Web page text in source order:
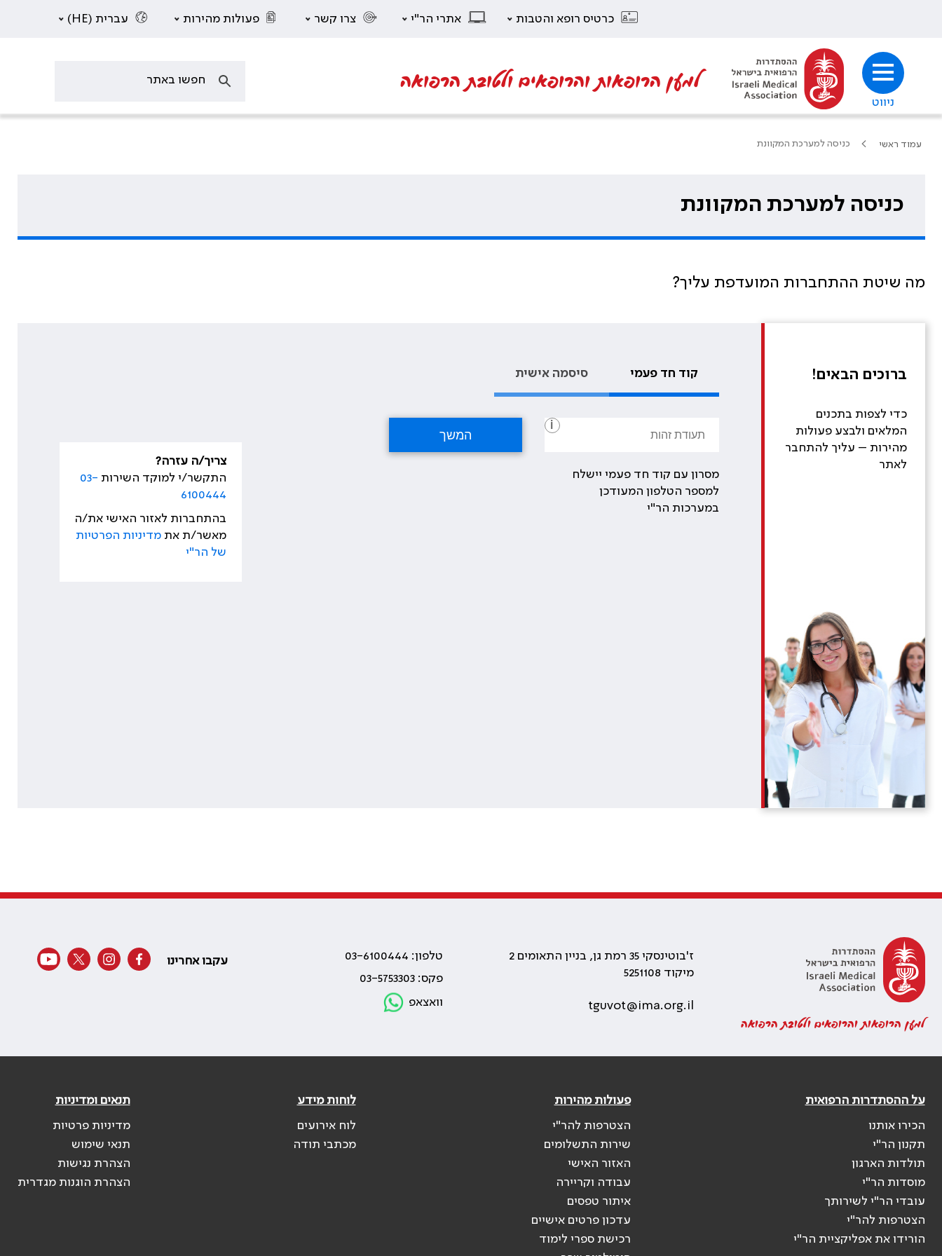
כרטיס רופא והטבות אתרי הר"י צרו קשר פעולות מהירות עברית (HE)
ניווט
למען הרופאות והרופאים ולטובת הרפואה
עמוד ראשי כניסה למערכת המקוונת
כניסה למערכת המקוונת
מה שיטת ההתחברות המועדפת עליך?
ברוכים הבאים!
כדי לצפות בתכנים
המלאים ולבצע פעולות
מהירות – עליך להתחבר
לאתר
קוד חד פעמי סיסמה אישית
i
מסרון עם קוד חד פעמי יישלח
למספר הטלפון המעודכן
במערכות הר"י
צריך/ה עזרה?
התקשר/י למוקד השירות 03-
6100444
בהתחברות לאזור האישי את/ה
מאשר/ת אתמדיניות הפרטיות
של הר"י
למען הרופאות והרופאים ולטובת הרפואה
ז'בוטינסקי 35 רמת גן, בניין התאומים 2
מיקוד 5251108
tguvot@ima.org.il
טלפון: 03-6100444
פקס: 03-5753303
וואצאפ
עקבו אחרינו
על ההסתדרות הרפואית
הכירו אותנו
תקנון הר"י
תולדות הארגון
מוסדות הר"י
עובדי הר"י לשירותך
הצטרפות להר"י
הורידו את אפליקציית הר"י
פעולות מהירות
הצטרפות להר"י
שירות התשלומים
האזור האישי
עבודה וקריירה
איתור טפסים
עדכון פרטים אישיים
רכישת ספרי לימוד
לוחות מידע
לוח אירועים
מכתבי תודה
תנאים ומדיניות
מדיניות פרטיות
תנאי שימוש
הצהרת נגישות
הצהרת הוגנות מגדרית